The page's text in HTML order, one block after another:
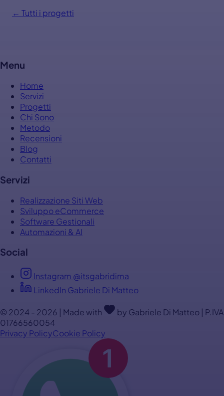
← Tutti i progetti
Menu
Home
Servizi
Progetti
Chi Sono
Metodo
Recensioni
Blog
Contatti
Servizi
Realizzazione Siti Web
Sviluppo eCommerce
Software Gestionali
Automazioni & AI
Social
Instagram @itsgabridima
LinkedIn Gabriele Di Matteo
© 2024 - 2026 | Made with
by Gabriele Di Matteo | P.IVA
01766560054
Privacy PolicyCookie Policy